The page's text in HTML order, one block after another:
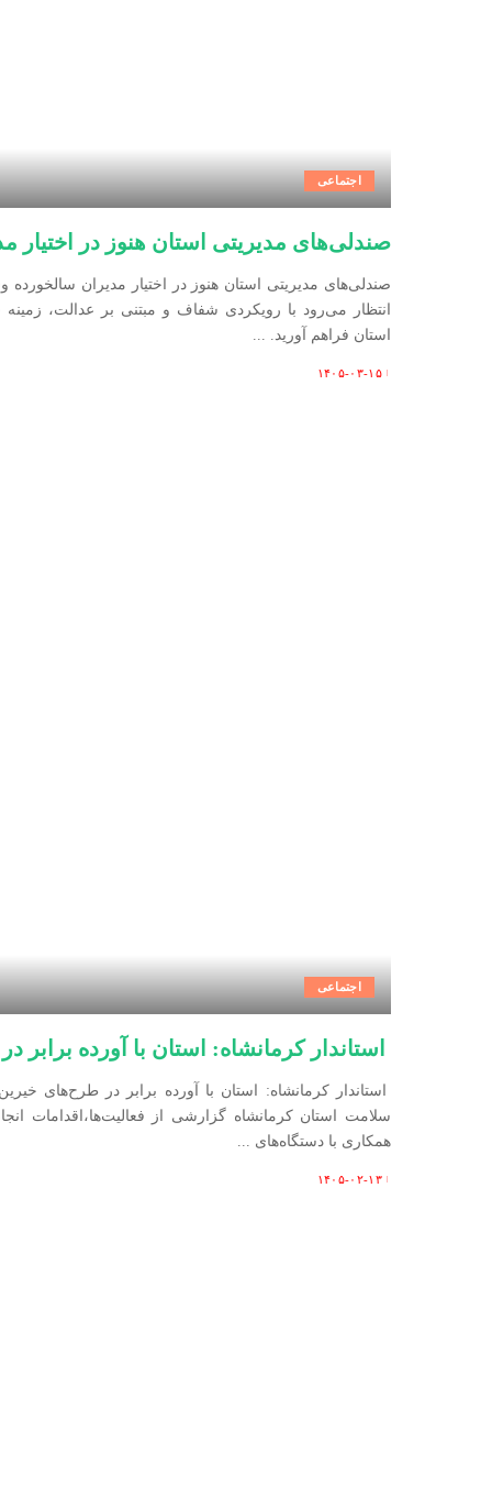
اجتماعی
صندلی‌های مدیریتی استان هنوز در اختیار
صندلی‌های مدیریتی استان هنوز در اختیار مدیران سالخورده
انتظار می‌رود با رویکردی شفاف و مبتنی بر عدالت،
استان فراهم آورید.
Posted
۱۴۰۵-۰۳-۱۵
اجتماعی
استاندار کرمانشاه: استان با آورده
استاندار کرمانشاه: استان با آورده برابر در طرح‌های
سلامت استان کرمانشاه گزارشی از فعالیت‌ها،اقدامات
همکاری با دستگاه‌های ...
Posted
۱۴۰۵-۰۲-۱۳